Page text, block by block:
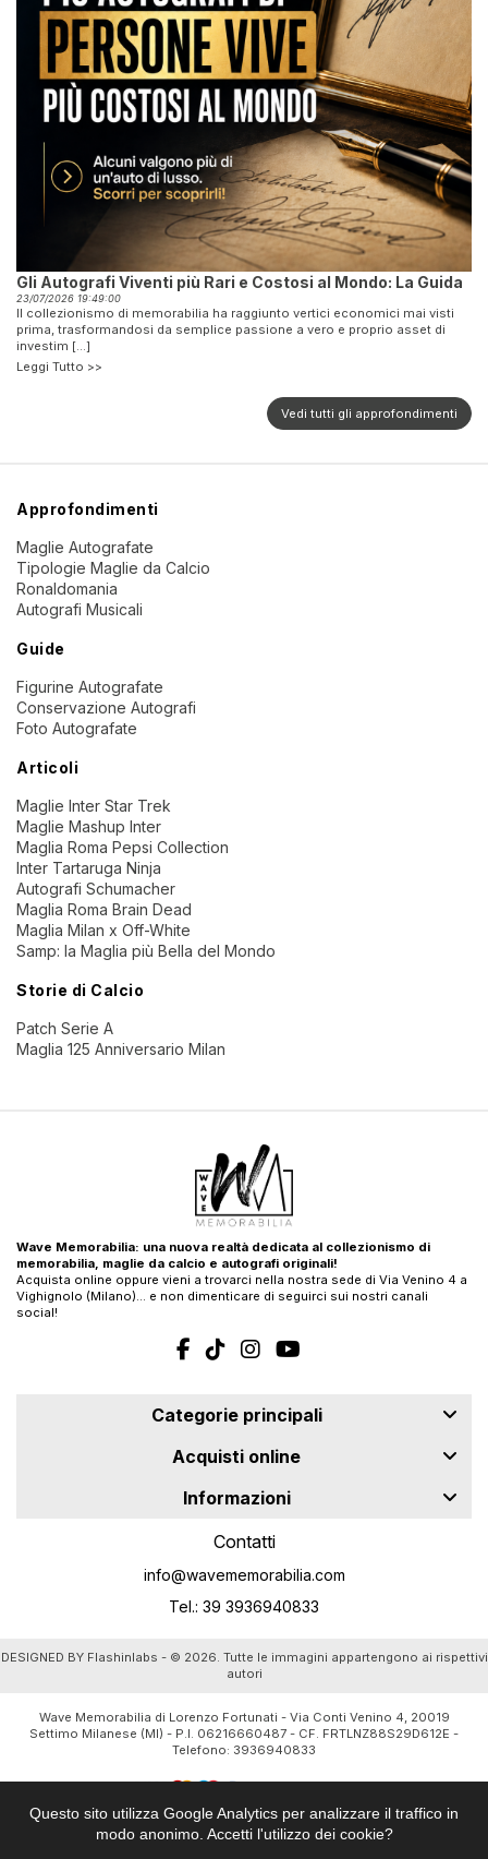
Questo sito utilizza Google Analytics per analizzare il traffico in
modo anonimo. Accetti l'utilizzo dei cookie?
Gli Autografi Viventi più Rari e Costosi al Mondo: La Guida
23/07/2026 19:49:00
Il collezionismo di memorabilia ha raggiunto vertici economici mai visti
prima, trasformandosi da semplice passione a vero e proprio asset di
investim [...]
Leggi Tutto >>
Vedi tutti gli approfondimenti
Approfondimenti
Maglie Autografate
Tipologie Maglie da Calcio
Ronaldomania
Autografi Musicali
Guide
Figurine Autografate
Conservazione Autografi
Foto Autografate
Articoli
Maglie Inter Star Trek
Maglie Mashup Inter
Maglia Roma Pepsi Collection
Inter Tartaruga Ninja
Autografi Schumacher
Maglia Roma Brain Dead
Maglia Milan x Off-White
Samp: la Maglia più Bella del Mondo
Storie di Calcio
Patch Serie A
Maglia 125 Anniversario Milan
Wave Memorabilia: una nuova realtà dedicata al collezionismo di
memorabilia, maglie da calcio e autografi originali!
Acquista online oppure vieni a trovarci nella nostra sede di Via Venino 4 a
Vighignolo (Milano)… e non dimenticare di seguirci sui nostri canali
social!
Categorie principali
Acquisti online
Informazioni
Contatti
info@wavememorabilia.com
Tel.: 39 3936940833
DESIGNED BY Flashinlabs - © 2026. Tutte le immagini appartengono ai rispettivi
autori
Wave Memorabilia di Lorenzo Fortunati - Via Conti Venino 4, 20019
Settimo Milanese (MI) - P.I. 06216660487 - CF. FRTLNZ88S29D612E -
Telefono: 3936940833